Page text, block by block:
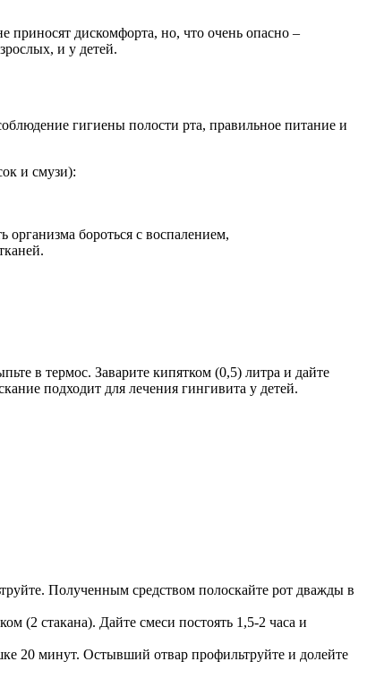
приносят дискомфорта, но, что очень опасно –
и у детей.
гигиены полости рта, правильное питание и
и смузи):
бороться с воспалением,
в термос. Заварите кипятком (0,5) литра и дайте
подходит для лечения гингивита у детей.
Полученным средством полоскайте рот дважды в
(2 стакана). Дайте смеси постоять 1,5-2 часа и
20 минут. Остывший отвар профильтруйте и долейте